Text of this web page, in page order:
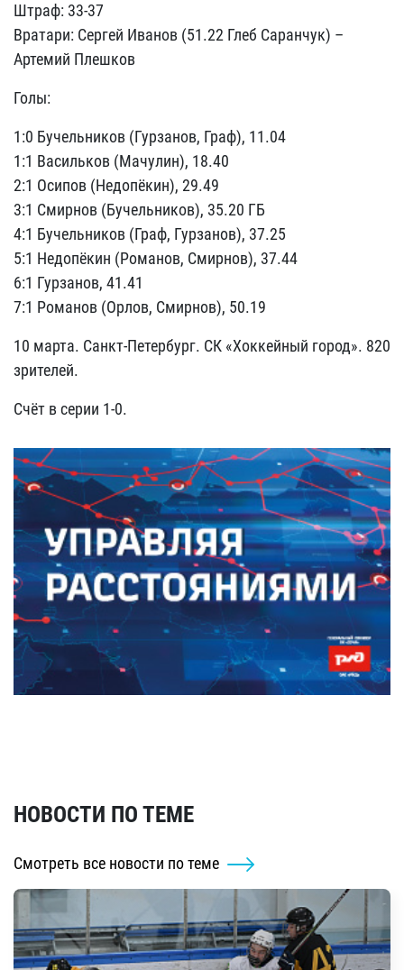
Штраф: 33-37
Вратари: Сергей Иванов (51.22 Глеб Саранчук) –
Артемий Плешков
Голы:
1:0 Бучельников (Гурзанов, Граф), 11.04
1:1 Васильков (Мачулин), 18.40
2:1 Осипов (Недопёкин), 29.49
3:1 Смирнов (Бучельников), 35.20 ГБ
4:1 Бучельников (Граф, Гурзанов), 37.25
5:1 Недопёкин (Романов, Смирнов), 37.44
6:1 Гурзанов, 41.41
7:1 Романов (Орлов, Смирнов), 50.19
10 марта. Санкт-Петербург. СК «Хоккейный город». 820
зрителей.
Счёт в серии 1-0.
НОВОСТИ ПО ТЕМЕ
Смотреть все новости по теме